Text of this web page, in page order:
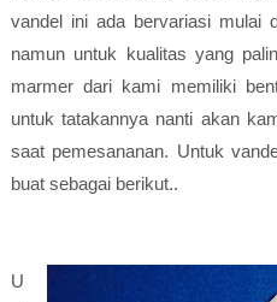
vandel ini ada bervariasi mulai
namun untuk kualitas yang
marmer dari kami memiliki
untuk tatakannya nanti akan
saat pemesananan. Untuk
buat sebagai berikut..
U